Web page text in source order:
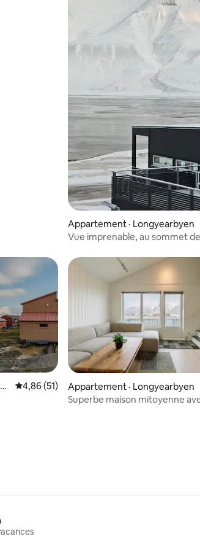
Appartement · Longyearbyen
Vue imprenable, au sommet de
Note moyenne de 4,86 sur 5, 51
4,86 (51)
Appartement · Longyearbyen
Superbe maison mitoyenne